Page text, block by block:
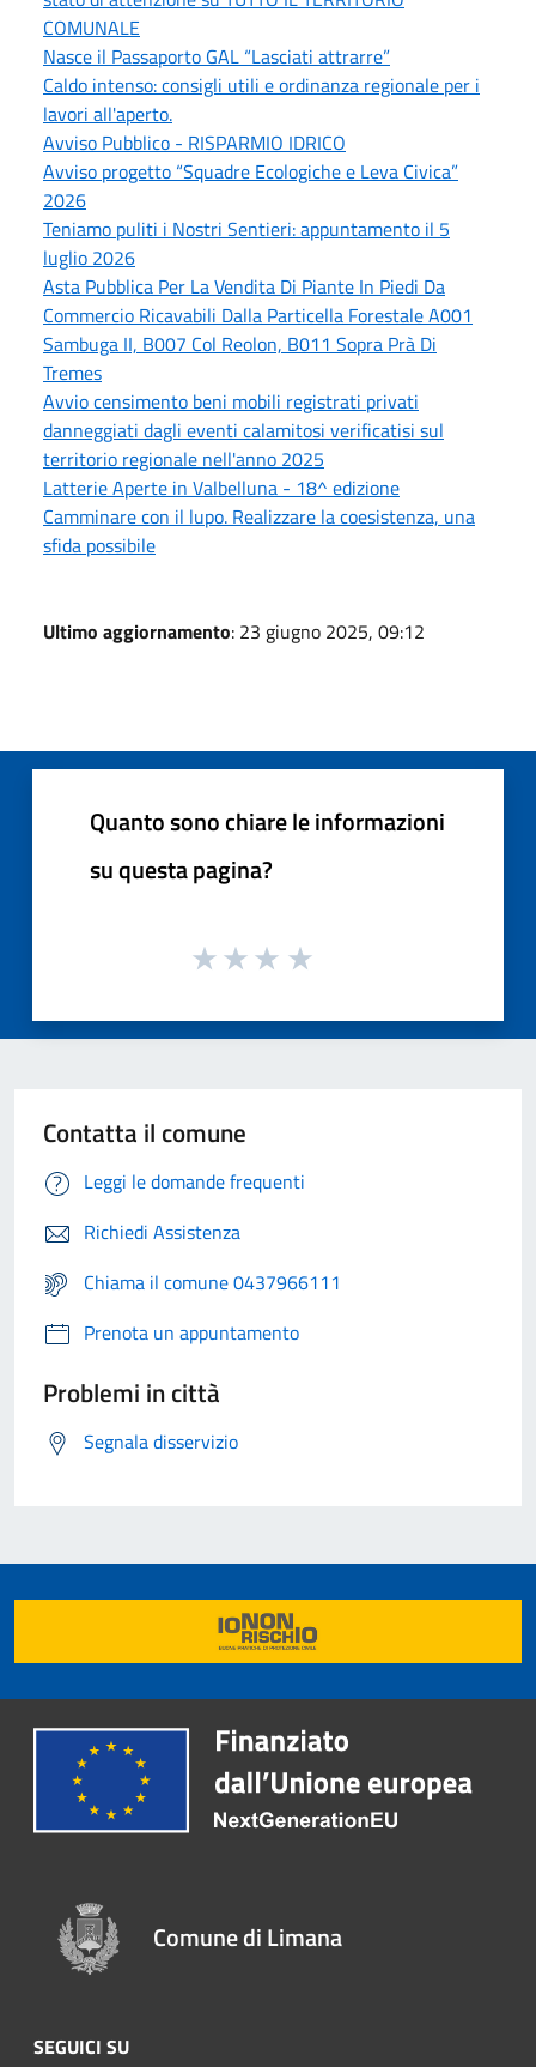
COMUNALE
Nasce il Passaporto GAL “Lasciati attrarre”
Caldo intenso: consigli utili e ordinanza regionale per i
lavori all'aperto.
Avviso Pubblico - RISPARMIO IDRICO
Avviso progetto “Squadre Ecologiche e Leva Civica”
2026
Teniamo puliti i Nostri Sentieri: appuntamento il 5
luglio 2026
Asta Pubblica Per La Vendita Di Piante In Piedi Da
Commercio Ricavabili Dalla Particella Forestale A001
Sambuga II, B007 Col Reolon, B011 Sopra Prà Di
Tremes
Avvio censimento beni mobili registrati privati
danneggiati dagli eventi calamitosi verificatisi sul
territorio regionale nell'anno 2025
Latterie Aperte in Valbelluna - 18^ edizione
Camminare con il lupo. Realizzare la coesistenza, una
sfida possibile
Ultimo aggiornamento: 23 giugno 2025, 09:12
Quanto sono chiare le informazioni
su questa pagina?
Contatta il comune
Leggi le domande frequenti
Richiedi Assistenza
Chiama il comune 0437966111
Prenota un appuntamento
Problemi in città
Segnala disservizio
Comune di Limana
SEGUICI SU